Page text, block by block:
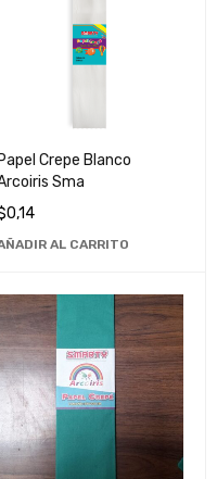
Papel Crepe Blanco
Sma
0,14
AL CARRITO